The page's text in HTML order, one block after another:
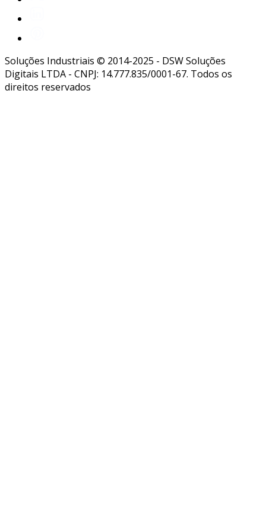
Soluções Industriais © 2014-2025 - DSW Soluções
Digitais LTDA - CNPJ: 14.777.835/0001-67. Todos os
direitos reservados